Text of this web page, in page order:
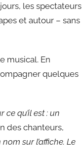
les spectateurs
et autour – sans
musical. En
quelques
ce qu’il est : un
des chanteurs,
sur l’affiche. Le